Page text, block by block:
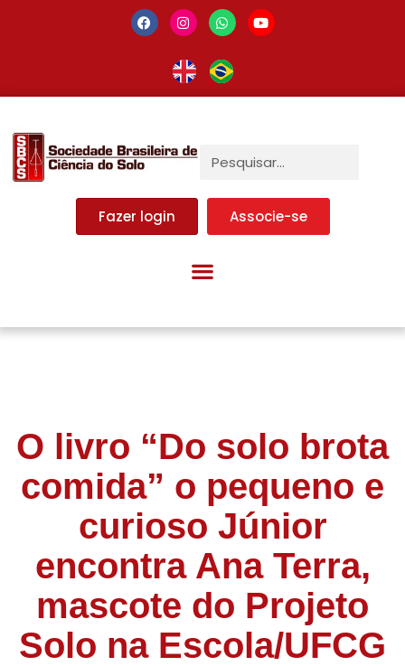
Fazer login Associe-se
O livro “Do solo brota
comida” o pequeno e
curioso Júnior
encontra Ana Terra,
mascote do Projeto
Solo na Escola/UFCG